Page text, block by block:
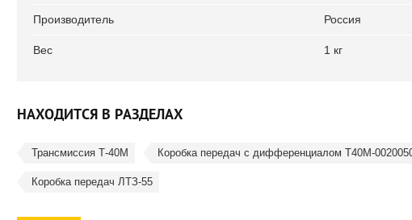
Производитель Россия
Вес 1 кг
НАХОДИТСЯ В РАЗДЕЛАХ
Трансмиссия Т-40М Коробка передач с дифференциалом Т40М-
Коробка передач ЛТЗ-55